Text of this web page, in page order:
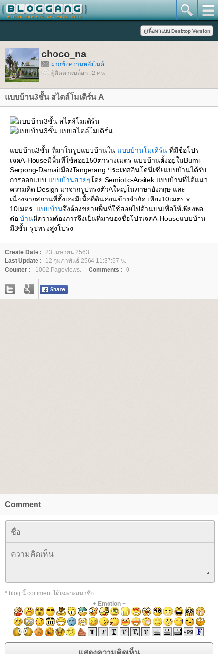
choco_na
ฝากข้อความหลังไมค์
ผู้ติดตามบล็อก : 2 คน
บบบ้าน3ชั้น สไตล์โมเดิร์น A
บบบ้าน3ชั้น ที่มาในรูปแบบบ้านใน บบบ้านโมเดิร์น ที่มีชื่อโปร
เจคA-Houseมีพื้นที่ใช้สอย150ตารางเมตร แบบบ้านตั้งอยู่ในBumi-
Serpong-DamaiเมืองTangerang ประเทศอินโดนีเซียแบบบ้านได้รับ
การออกแบบ บบบ้านสวยๆดย Semiotic-Arsitek แบบบ้านที่ได้แนว
ความคิด Design มาจากรูปทรงตัวAใหญ่ในภาษาอังกฤษ และ
เนื่องจากสถานที่ตั้งเองมีเนื้อที่ดินค่อนข้างจำกัด เพียง10เมตร x
10เมตร บบบ้านจึงต้องขยายพื้นที่ใช้สอยไปด้านบนเพื่อให้เพียงพอ
ต่อ บ้านมีความต้องการจึงเป็นที่มาของชื่อโปรเจคA-Houseแบบบ้าน
มี3ชั้น รูปทรงสูงโปร่ง
Create Date : 23 เมษายน 2563
Last Update :
12 กุมภาพันธ์ 2564 11:37:57 น.
Counter :
1002 Pageviews. Comments : 0
Comment
* blog นี้ comment ได้เฉพาะสมาชิก
+ Emotion+